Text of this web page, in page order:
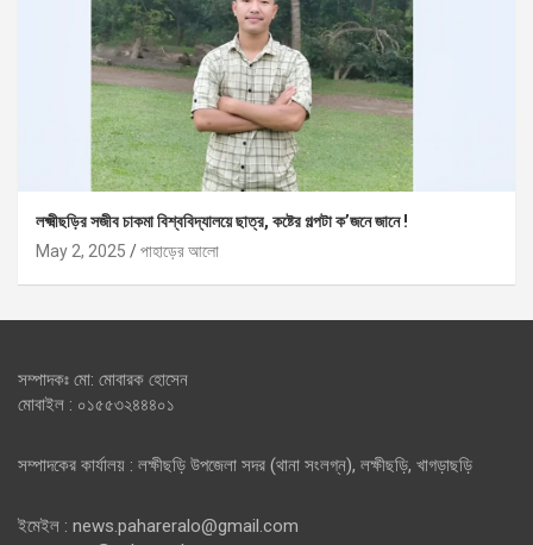
লক্ষ্মীছড়ির সজীব চাকমা বিশ্ববিদ্যালয়ে ছাত্র, কষ্টের গল্পটা ক’জনে জানে !
May 2, 2025
পাহাড়ের আলো
সম্পাদকঃ মো: মোবারক হোসেন
মোবাইল : ০১৫৫৩২৪৪৪০১
সম্পাদকের কার্যালয় : লক্ষীছড়ি উপজেলা সদর (থানা সংলগ্ন), লক্ষীছড়ি, খাগড়াছড়ি
ইমেইল : news.pahareralo@gmail.com